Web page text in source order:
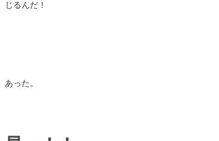
じるんだ！
あった。